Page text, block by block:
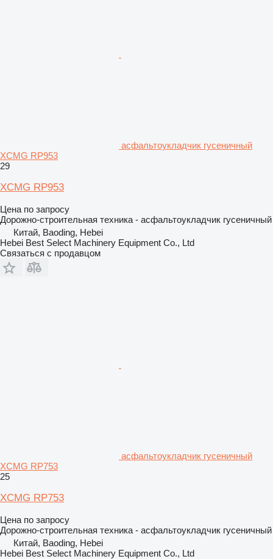
асфальтоукладчик гусеничный
XCMG RP953
29
XCMG RP953
Цена по запросу
Дорожно-строительная техника - асфальтоукладчик гусеничный
Китай, Baoding, Hebei
Hebei Best Select Machinery Equipment Co., Ltd
Связаться с продавцом
асфальтоукладчик гусеничный
XCMG RP753
25
XCMG RP753
Цена по запросу
Дорожно-строительная техника - асфальтоукладчик гусеничный
Китай, Baoding, Hebei
Hebei Best Select Machinery Equipment Co., Ltd